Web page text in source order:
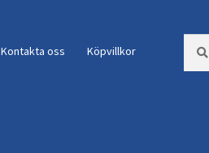
Kontakta oss Köpvillkor
efter: